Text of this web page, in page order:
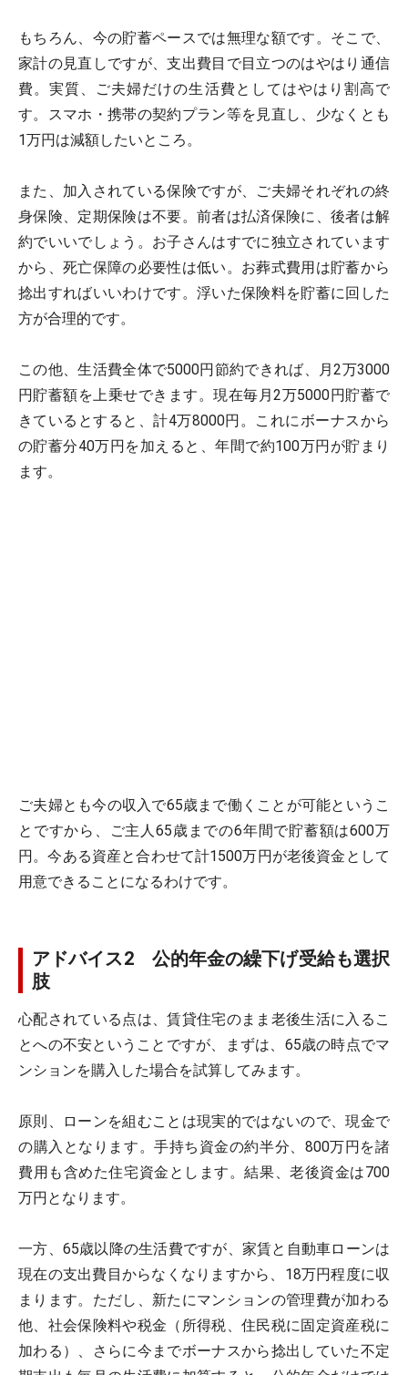
もちろん、今の貯蓄ペースでは無理な額です。そこで、
家計の見直しですが、支出費目で目立つのはやはり通信
費。実質、ご夫婦だけの生活費としてはやはり割高で
す。スマホ・携帯の契約プラン等を見直し、少なくとも
1万円は減額したいところ。
また、加入されている保険ですが、ご夫婦それぞれの終
身保険、定期保険は不要。前者は払済保険に、後者は解
約でいいでしょう。お子さんはすでに独立されています
から、死亡保障の必要性は低い。お葬式費用は貯蓄から
捻出すればいいわけです。浮いた保険料を貯蓄に回した
方が合理的です。
この他、生活費全体で5000円節約できれば、月2万3000
円貯蓄額を上乗せできます。現在毎月2万5000円貯蓄で
きているとすると、計4万8000円。これにボーナスから
の貯蓄分40万円を加えると、年間で約100万円が貯まり
ます。
ご夫婦とも今の収入で65歳まで働くことが可能というこ
とですから、ご主人65歳までの6年間で貯蓄額は600万
円。今ある資産と合わせて計1500万円が老後資金として
用意できることになるわけです。
アドバイス2 公的年金の繰下げ受給も選択
肢
心配されている点は、賃貸住宅のまま老後生活に入るこ
とへの不安ということですが、まずは、65歳の時点でマ
ンションを購入した場合を試算してみます。
原則、ローンを組むことは現実的ではないので、現金で
の購入となります。手持ち資金の約半分、800万円を諸
費用も含めた住宅資金とします。結果、老後資金は700
万円となります。
一方、65歳以降の生活費ですが、家賃と自動車ローンは
現在の支出費目からなくなりますから、18万円程度に収
まります。ただし、新たにマンションの管理費が加わる
他、社会保険料や税金（所得税、住民税に固定資産税に
加わる）、さらに今までボーナスから捻出していた不定